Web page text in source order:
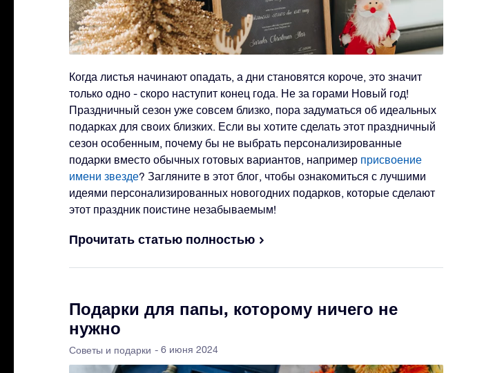
Когда листья начинают опадать, а дни становятся короче, это значит
только одно - скоро наступит конец года. Не за горами Новый год!
Праздничный сезон уже совсем близко, пора задуматься об идеальных
подарках для своих близких. Если вы хотите сделать этот праздничный
сезон особенным, почему бы не выбрать персонализированные
подарки вместо обычных готовых вариантов, например присвоение
имени звезде? Загляните в этот блог, чтобы ознакомиться с лучшими
идеями персонализированных новогодних подарков, которые сделают
этот праздник поистине незабываемым!
Прочитать статью полностью
Подарки для папы, которому ничего не
нужно
Советы и подарки - 6 июня 2024